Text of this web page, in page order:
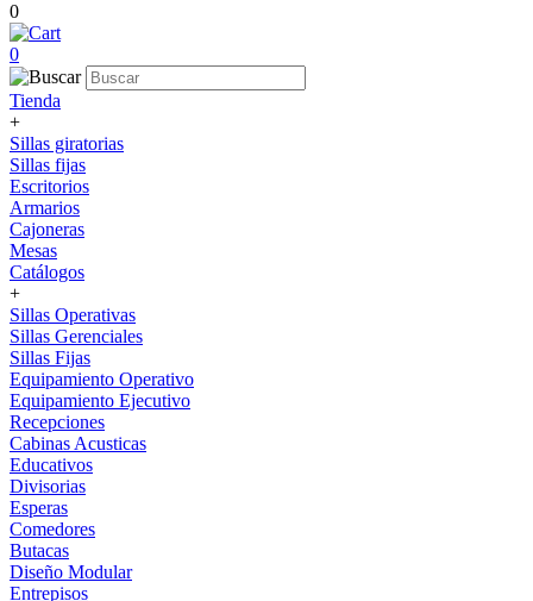
0
0
Tienda
+
Sillas giratorias
Sillas fijas
Escritorios
Armarios
Cajoneras
Mesas
Catálogos
+
Sillas Operativas
Sillas Gerenciales
Sillas Fijas
Equipamiento Operativo
Equipamiento Ejecutivo
Recepciones
Cabinas Acusticas
Educativos
Divisorias
Esperas
Comedores
Butacas
Diseño Modular
Entrepisos